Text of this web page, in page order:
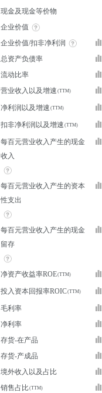
现金及现金等价物
企业价值
企业价值/扣非净利润
总资产负债率
流动比率
营业收入以及增速
净利润以及增速
扣非净利润以及增速
每百元营业收入产生的现金
收入
每百元营业收入产生的资本
性支出
每百元营业收入产生的现金
留存
净资产收益率ROE
投入资本回报率ROIC
毛利率
净利率
存货-在产品
存货-产成品
境外收入以及占比
销售占比